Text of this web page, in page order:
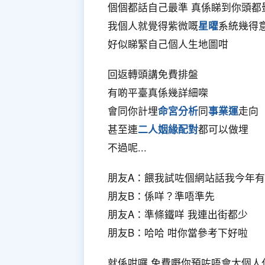
個個都話自己最準 真係睇到你頭都
我個人就覺得紫微嘅星曜系統幾得
好似睇緊自己個人生地圖咁
回返轉頭講免費排盤
有啲平臺真係幾詳細㗎
會同你計埋命宮分析同事業運走向
甚至連二人姻緣配對都可以做埋
不過呢...
朋友A：餵我試咗個網站話我今年
朋友B：係咩？準唔準先
朋友A：準條鐵咩 我連出街都少
朋友B：哈哈 咁你當參考下好啦